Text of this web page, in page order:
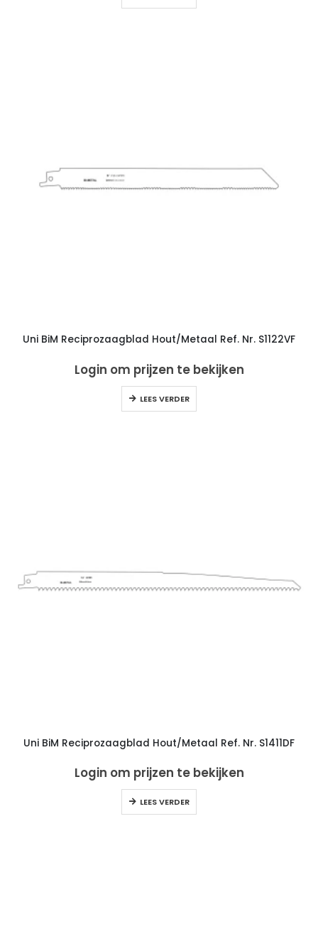
Uni BiM Reciprozaagblad Hout/Metaal Ref. Nr. S1122VF
Login om prijzen te bekijken
LEES VERDER
Uni BiM Reciprozaagblad Hout/Metaal Ref. Nr. S1411DF
Login om prijzen te bekijken
LEES VERDER